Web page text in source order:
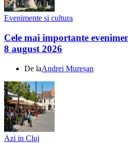
Evenimente si cultura
Cele mai importante
8 august 2026
De laAndrei Mureșan
Azi in Cluj